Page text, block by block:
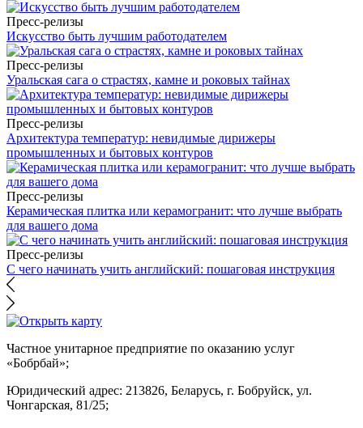
Пресс-релизы
Искусство быть лучшим работодателем
Пресс-релизы
Уральская сага о страстях, камне и роковых тайнах
Пресс-релизы
Архитектура температур: невидимые дирижеры
промышленных и бытовых контуров
Пресс-релизы
Керамическая плитка или керамогранит: что лучше выбрать
для вашего дома
Пресс-релизы
С чего начинать учить английский: пошаговая инструкция
Частное унитарное предприятие по оказанию услуг
«Бобрбай»;
Юридический адрес: 213826, Беларусь, г. Бобруйск, ул.
Чонгарская, 81/25;